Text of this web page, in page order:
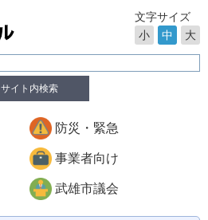
サイト内検索
文字サイズ
小
中 大
防災・緊急
事業者向け
武雄市議会